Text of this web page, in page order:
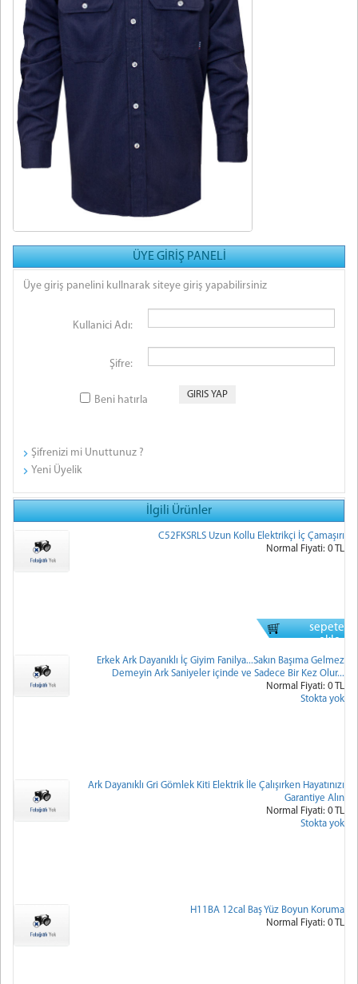
ÜYE GİRİŞ PANELİ
Üye giriş panelini kullnarak siteye giriş yapabilirsiniz
Kullanici Adı:
Şifre:
Beni hatırla
Şifrenizi mi Unuttunuz ?
Yeni Üyelik
İlgili Ürünler
C52FKSRLS Uzun Kollu Elektrikçi İç Çamaşırı
Normal Fiyati: 0 TL
sepete
ekle
Erkek Ark Dayanıklı İç Giyim Fanilya...Sakın Başıma Gelmez
Demeyin Ark Saniyeler içinde ve Sadece Bir Kez Olur...
Normal Fiyati: 0 TL
Stokta yok
Ark Dayanıklı Gri Gömlek Kiti Elektrik İle Çalışırken Hayatınızı
Garantiye Alın
Normal Fiyati: 0 TL
Stokta yok
H11BA 12cal Baş Yüz Boyun Koruma
Normal Fiyati: 0 TL